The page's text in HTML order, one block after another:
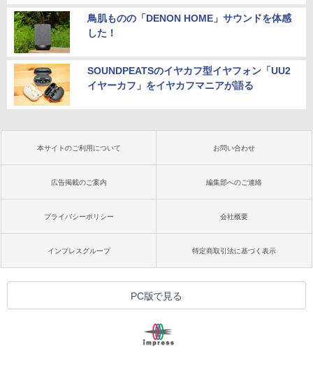
鳥肌ものの「DENON HOME」サウンドを体感
した！
SOUNDPEATSのイヤカフ型イヤフォン「UU2
イヤーカフ」をイヤカフマニアが語る
本サイトのご利用について お問い合わせ
広告掲載のご案内 編集部へのご連絡
プライバシーポリシー 会社概要
インプレスグループ 特定商取引法に基づく表示
PC版で見る